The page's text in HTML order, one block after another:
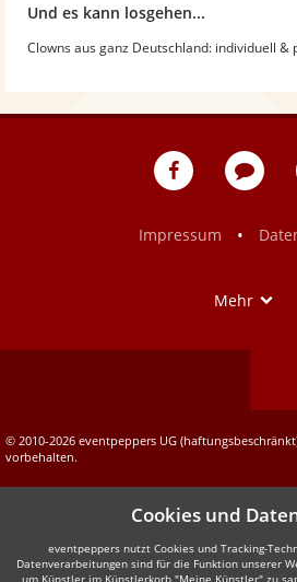
Und es kann losgehen...
Clowns aus ganz Deutschland: individuell &
eventpeppers
Blog
Impressum
•
Mehr
© 2010-2026 eventpeppers UG
vorbehalten.
Cookies und
eventpeppers nutzt Cookies und Tracking-
Datenverarbeitungen sind für die Funktion unserer
um Künstler im Künstlerkorb "Meine Künstler" zu